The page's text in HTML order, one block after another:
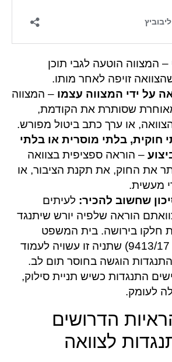
– המצווה הוטעה לגבי תוכן
זויפה לאחר מותו.
על ידי המצווה עצמו – המצווה
שסותרת את הקודמת,
או ערך כתב ביטול מפורש.
חוקית, בלתי מוסרית או בלתי
– הוראה ספציפית בצוואה
את החוק, את תקנת הציבור, או
מעשית.
שחשוב להכיר: לעיתים
הוראה שלפיה יורש שיתנגד
חלקו בירושה. בית המשפט
העליון קבע (בעמ 9413/17) שתניה זו עשויה לעמוד
הוגשה בחוסר תום לב.
התנגדות כשיש תניית סילוק,
לעומק.
הדרושים
לצוואה